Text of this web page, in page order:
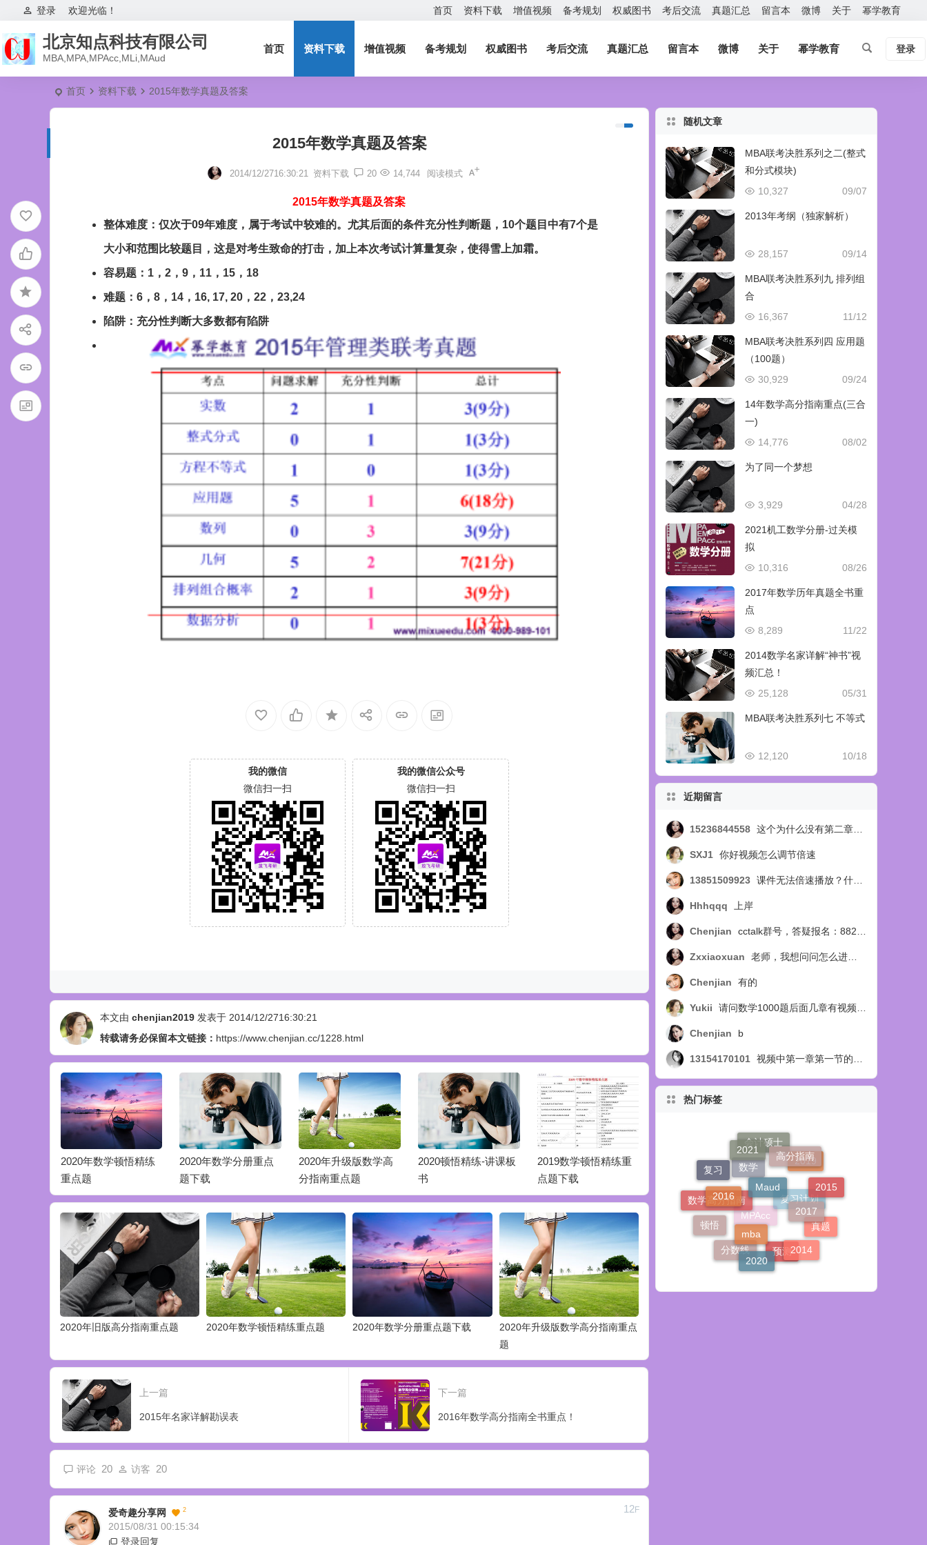
欢迎光临！
登录 首页 资料下载 增值视频 备考规划 权威图书 考后交流 真题汇总 留言本 微博 关于 幂学教育
北京知点科技有限公司
MBA,MPA,MPAcc,MLi,MAud
首页 资料下载 增值视频 备考规划 权威图书 考后交流 真题汇总 留言本 微博 关于 幂学教育 登录
首页 资料下载 2015年数学真题及答案
2015年数学真题及答案
2014/12/2716:30:21 资料下载 20 14,744 阅读模式
2015年数学真题及答案
整体难度：仅次于09年难度，属于考试中较难的。尤其后面的条件充分性判断题，10个题目中有7个是
大小和范围比较题目，这是对考生致命的打击，加上本次考试计算量复杂，使得雪上加霜。
容易题： 1 ，2 ，9 ， 11 ， 15，18
难题 ：6 ，8 ， 14 ，16, 17, 20，22 ，23,24
陷阱 ：充分性判断大多数都有陷阱
我的微信
微信扫一扫
我的微信公众号
微信扫一扫
本文由 chenjian2019 发表于 2014/12/2716:30:21
转载请务必保留本文链接： https://www.chenjian.cc/1228.html
2020年数学分册重点
题下载
2020年升级版数学高
分指南重点题
2020顿悟精练-讲课板
书
2019数学顿悟精练重
点题下载
2019数学顿悟8套模卷
详解PDF下载
2019数学从零飞跃勘
2018年数学历年真题
名家详解重点题
2020年旧版高分指南重点题 2020年数学顿悟精练重点题 2020年数学分册重点题下载
2020年升级版数学高分指南重点
题
上一篇
2015年名家详解勘误表
下一篇
2016年数学高分指南全书重点！
评论 20 访客 20
爱奇趣分享网 2
2015/08/31 00:15:34
12F
登录回复
随机文章
MBA联考决胜系列之二(整式
和分式模块)
09/07
10,327
2013年考纲（独家解析）
09/14
28,157
MBA联考决胜系列九 排列组
合
11/12
16,367
MBA联考决胜系列四 应用题
（100题）
09/24
30,929
14年数学高分指南重点(三合
一)
08/02
14,776
为了同一个梦想
04/28
3,929
2021机工数学分册-过关模
拟
08/26
10,316
2017年数学历年真题全书重
点
11/22
8,289
2014数学名家详解“神书”视
频汇总！
05/31
25,128
MBA联考决胜系列七 不等式
10/18
12,120
近期留言
15236844558 这个为什么没有第二章的视频呢，第四节的？？？
SXJ1 你好视频怎么调节倍速
13851509923 课件无法倍速播放？什么问题
Hhhqqq 上岸
Chenjian cctalk群号，答疑报名：88254218
Zxxiaoxuan 老师，我想问问怎么进答疑群呢？
Chenjian 有的
Yukii 请问数学1000题后面几章有视频讲解吗
Chenjian b
13154170101 视频中第一章第一节的例14题，扩展部分，视频中讲选C，教材中讲选B，个人觉得应该选B，求正确答案，求官方回复！
热门标签
数学
会计硕士
2019
复习计划
MPAcc
数学高分指南
复习
2021 高分指南
2015
真题
预测
分数线
顿悟
2016
Maud
2017
2014
2020
mba